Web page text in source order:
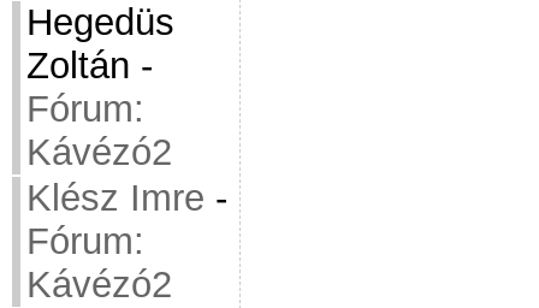
Hegedüs
Zoltán -
Fórum:
Kávézó2
Klész Imre -
Fórum:
Kávézó2